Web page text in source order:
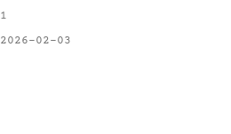
1
2026-02-03